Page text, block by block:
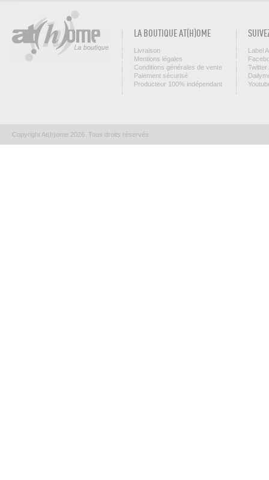
LA BOUTIQUE AT(H)OME
Livraison
Mentions légales
Conditions générales de vente
Paiement sécurisé
Producteur 100% indépendant
Label
Twitter
Copyright At(h)ome 2026. Tous droits réservés